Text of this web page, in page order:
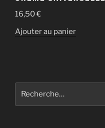
16,50€
Ajouter au panier